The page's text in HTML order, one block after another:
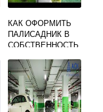
КАК ОФОРМИТЬ
ПАЛИСАДНИК В
СОБСТВЕННОСТЬ